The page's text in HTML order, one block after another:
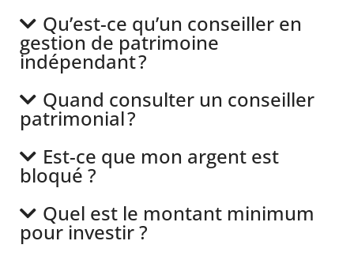
Qu’est-ce qu’un conseiller en
gestion de patrimoine
indépendant ?
Quand consulter un conseiller
patrimonial ?
Est-ce que mon argent est
bloqué ?
Quel est le montant minimum
pour investir ?